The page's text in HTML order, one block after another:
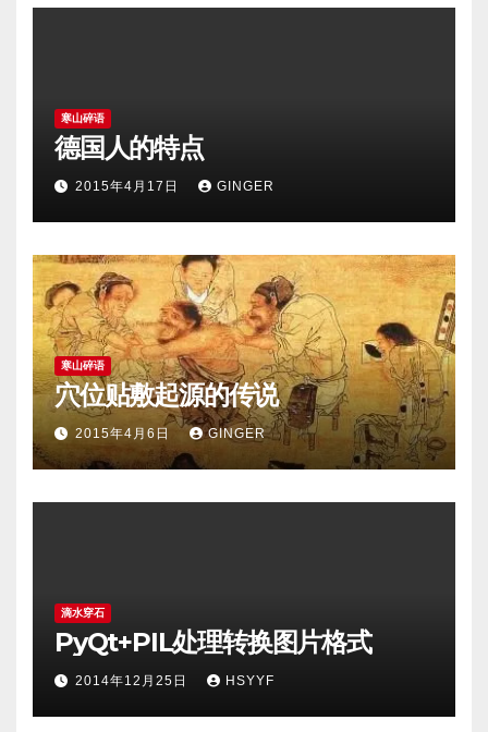
寒山碎语
德国人的特点
2015年4月17日 GINGER
寒山碎语
穴位贴敷起源的传说
2015年4月6日 GINGER
滴水穿石
PyQt+PIL处理转换图片格式
2014年12月25日 HSYYF